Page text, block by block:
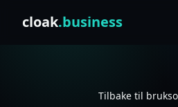
cloak.business
Tilbake til